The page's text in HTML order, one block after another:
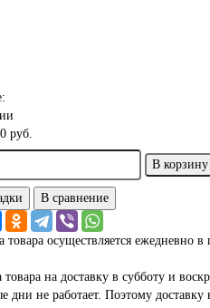
руб.
В корзину
В сравнение
товара осуществляется ежедневно
товара на доставку в субботу и
дни не работает. Поэтому